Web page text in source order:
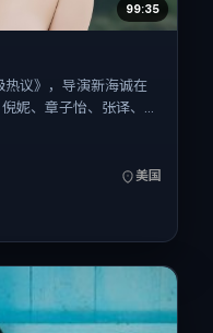
99:35
热议》，导演新海诚在
妮、章子怡、张译、安
日（公映登记日 2016-
。
美国